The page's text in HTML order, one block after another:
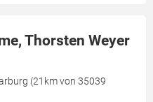
Thorsten Weyer
(21km von 35039